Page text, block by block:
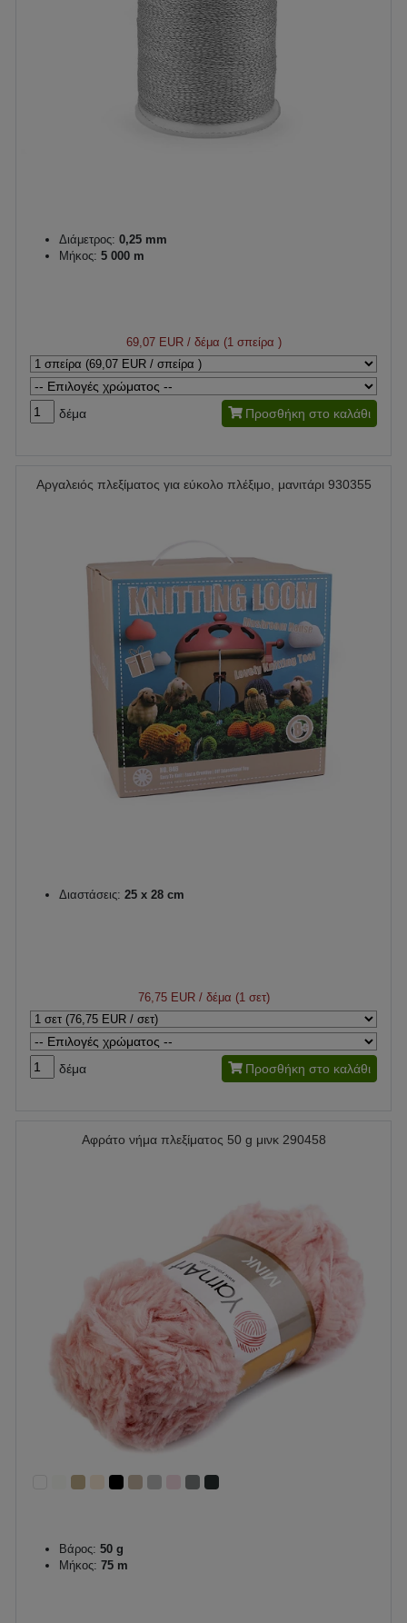
Διάμετρος: 0,25 mm
Μήκος: 5 000 m
69,07 EUR/ δέμα (1 σπείρα )
δέμα Προσθήκη στο καλάθι
Αργαλειός πλεξίματος για εύκολο πλέξιμο, μανιτάρι 930355
Διαστάσεις: 25 x 28 cm
76,75 EUR/ δέμα (1 σετ)
δέμα Προσθήκη στο καλάθι
Αφράτο νήμα πλεξίματος 50 g μινκ 290458
Βάρος: 50 g
Μήκος: 75 m